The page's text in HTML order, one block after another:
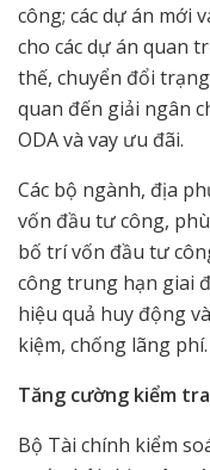
công; các dự án mới
cho các dự án quan
thế, chuyển đổi
quan đến giải ngân
ODA và vay ưu đãi.
Các bộ ngành, địa
vốn đầu tư công,
bố trí vốn đầu tư
công trung hạn giai
hiệu quả huy động
kiệm, chống lãng phí.
Tăng cường kiểm
Bộ Tài chính kiểm